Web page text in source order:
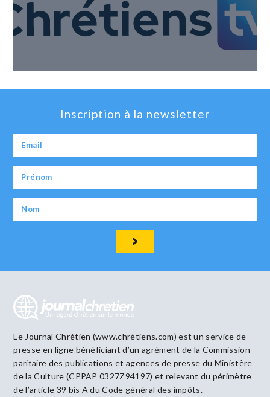
Inscription à la newsletter
Le Journal Chrétien (www.chrétiens.com) est un service de
presse en ligne bénéficiant d’un agrément de la Commission
paritaire des publications et agences de presse du Ministère
de la Culture (CPPAP 0327Z94197) et relevant du périmètre
de l’article 39 bis A du Code général des impôts.